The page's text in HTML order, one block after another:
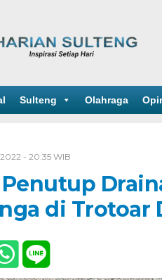
Sulteng Olahraga
- 20:35 WIB
Penutup
di Trotoar